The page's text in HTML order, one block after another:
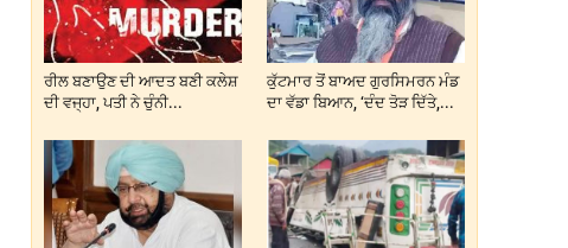
ਰੀਲ ਬਣਾਉਣ ਦੀ ਆਦਤ ਬਣੀ ਕਲੇਸ਼
ਦੀ ਵਜ੍ਹਾ, ਪਤੀ ਨੇ ਚੁੰਨੀ...
ਕੁੱਟਮਾਰ ਤੋਂ ਬਾਅਦ ਗੁਰਸਿਮਰਨ ਮੰਡ
ਦਾ ਵੱਡਾ ਬਿਆਨ, ‘ਦੰਦ ਤੋੜ ਦਿੱਤੇ,...